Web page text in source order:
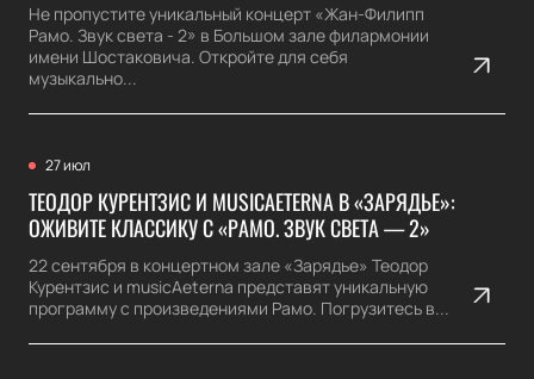
Не пропустите уникальный концерт «Жан-Филипп
Рамо. Звук света - 2» в Большом зале филармонии
имени Шостаковича. Откройте для себя
музыкально...
27 июл
ТЕОДОР КУРЕНТЗИС И MUSICAETERNA В «ЗАРЯДЬЕ»:
ОЖИВИТЕ КЛАССИКУ С «РАМО. ЗВУК СВЕТА — 2»
22 сентября в концертном зале «Зарядье» Теодор
Курентзис и musicAeterna представят уникальную
программу с произведениями Рамо. Погрузитесь в...